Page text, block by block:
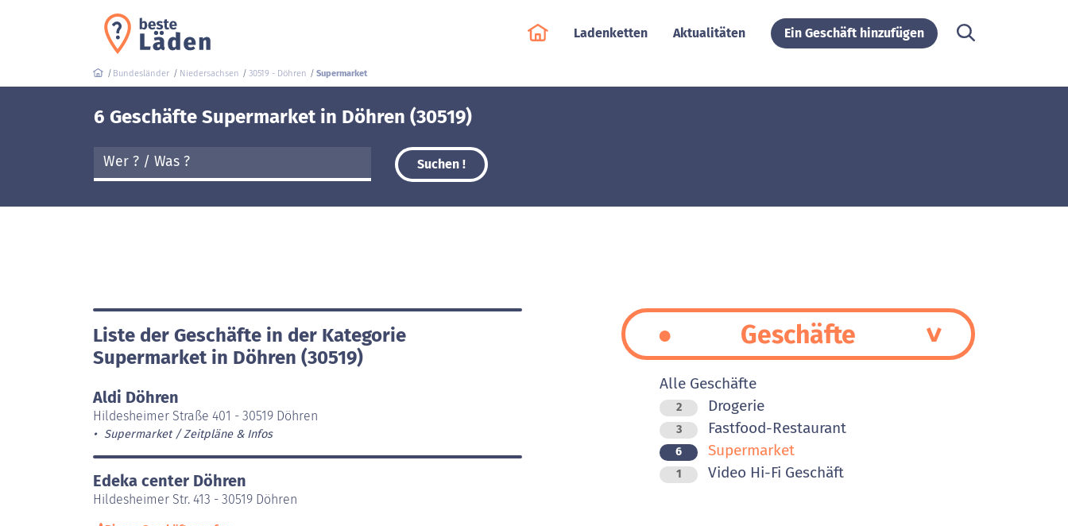
Ladenketten Aktualitäten Ein Geschäft hinzufügen
Bundesländer Niedersachsen 30519 - Döhren Supermarket
6 Geschäfte Supermarket in Döhren (30519)
Suchen !
Liste der Geschäfte in der Kategorie
Supermarket in Döhren (30519)
Aldi Döhren
Hildesheimer Straße 401 - 30519 Döhren
Supermarket Zeitpläne & Infos
Edeka center Döhren
Hildesheimer Str. 413 - 30519 Döhren
Geschäfte
Alle Geschäfte
2 Drogerie
3 Fastfood-Restaurant
6 Supermarket
1 Video Hi-Fi Geschäft